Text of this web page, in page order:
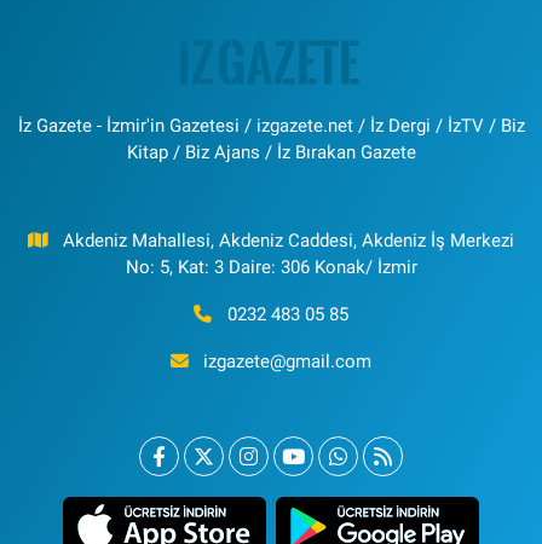
İz Gazete - İzmir'in Gazetesi / izgazete.net / İz Dergi / İzTV / Biz
Kitap / Biz Ajans / İz Bırakan Gazete
Akdeniz Mahallesi, Akdeniz Caddesi, Akdeniz İş Merkezi
No: 5, Kat: 3 Daire: 306 Konak/ İzmir
0232 483 05 85
izgazete@gmail.com